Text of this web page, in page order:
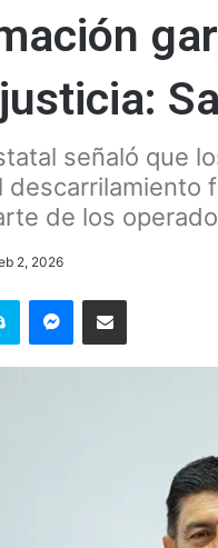
señaló que
descarrilamiento
de los
2, 2026
Skype MessengerCompartir via correo electrónico